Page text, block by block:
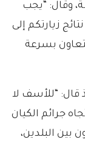
وقال: “يجب
زيارتكم إلى
بسرعة
قال: “للأسف لا
جرائم الكيان
بين البلدين،